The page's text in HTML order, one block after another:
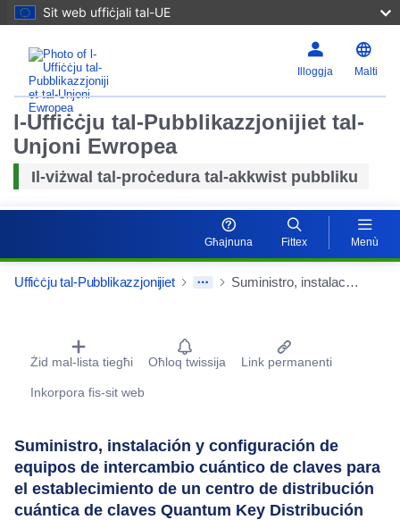
Sit web uffiċjali tal-UE
Illoggja Malti
l-Uffiċċju tal-Pubblikazzjonijiet tal-
Unjoni Ewropea
Il-viżwal tal-proċedura tal-akkwist pubbliku
Għajnuna Fittex Menù
Uffiċċju tal-Pubblikazzjonijiet Suministro, instalación y configuración de equipos de intercambio cuántico de claves para el establecimiento de un centro de distribución cuántica de claves Quantum Key Distribución (QKD)
Procurement Detail Actions Portlet
Żid mal-lista tiegħi Oħloq twissija Link permanenti
Inkorpora fis-sit web
Suministro, instalación y configuración de
equipos de intercambio cuántico de claves para
el establecimiento de un centro de distribución
cuántica de claves Quantum Key Distribución
Kabbar
Ċekken